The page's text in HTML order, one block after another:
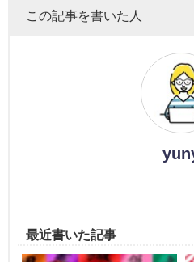
この記事を書いた人
最近書いた記事